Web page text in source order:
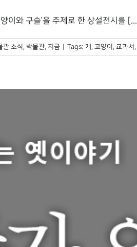
이와 구슬’을 주제로 한 상설전시를 [...]
관 소식 박물관, 지금 Tags: 개 고양이 교과서